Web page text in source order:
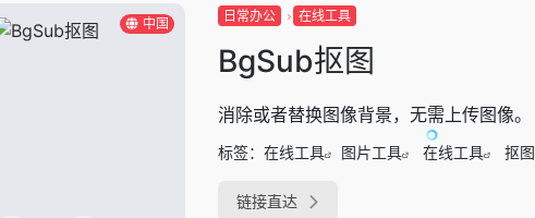
中国 日常办公 在线工具
BgSub抠图
消除或者替换图像背景，无需上传图像。
标签： 在线工具 图片工具 在线工具 抠图
链接直达